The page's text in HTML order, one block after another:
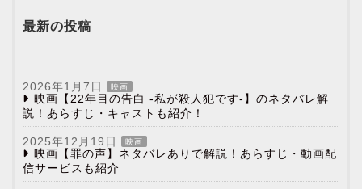
最新の投稿
2026年1月7日 映画
映画【22年目の告白 -私が殺人犯です-】のネタバレ解
説！あらすじ・キャストも紹介！
2025年12月19日 映画
映画【罪の声】ネタバレありで解説！あらすじ・動画配
信サービスも紹介